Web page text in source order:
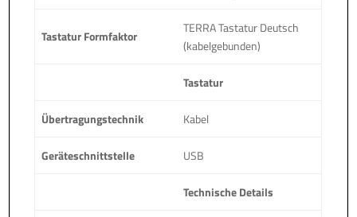
Tastatur Formfaktor
TERRA Tastatur Deutsch
(kabelgebunden)
Tastatur
Übertragungstechnik Kabel
Geräteschnittstelle USB
Technische Details